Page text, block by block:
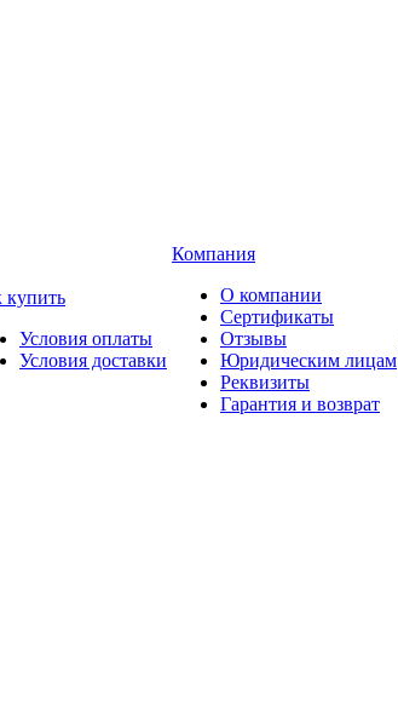
купить
Условия оплаты
Условия доставки
Компания
О компании
Сертификаты
Отзывы
Юридическим лицам
Реквизиты
Гарантия и возврат